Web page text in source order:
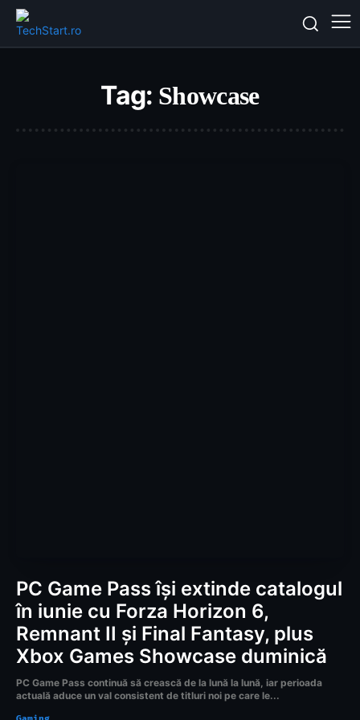
Tag: Showcase
PC Game Pass își extinde catalogul
în iunie cu Forza Horizon 6,
Remnant II și Final Fantasy, plus
Xbox Games Showcase duminică
PC Game Pass continuă să crească de la lună la lună, iar perioada
actuală aduce un val consistent de titluri noi pe care le...